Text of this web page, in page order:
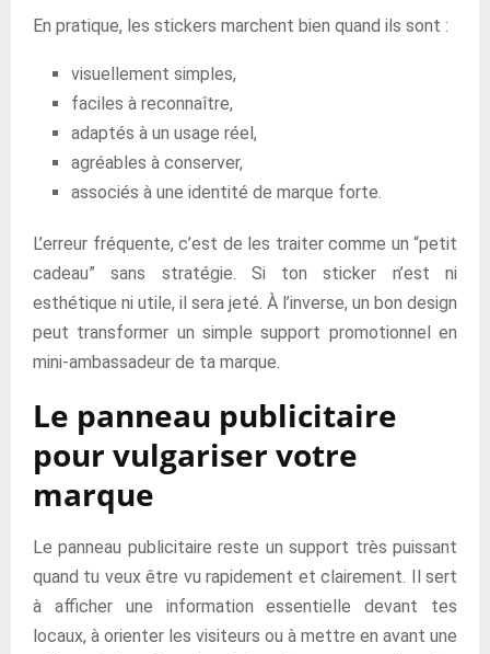
En pratique, les stickers marchent bien quand ils sont :
visuellement simples,
faciles à reconnaître,
adaptés à un usage réel,
agréables à conserver,
associés à une identité de marque forte.
L’erreur fréquente, c’est de les traiter comme un “petit
cadeau” sans stratégie. Si ton sticker n’est ni
esthétique ni utile, il sera jeté. À l’inverse, un bon design
peut transformer un simple support promotionnel en
mini-ambassadeur de ta marque.
Le panneau publicitaire
pour vulgariser votre
marque
Le panneau publicitaire reste un support très puissant
quand tu veux être vu rapidement et clairement. Il sert
à afficher une information essentielle devant tes
locaux, à orienter les visiteurs ou à mettre en avant une